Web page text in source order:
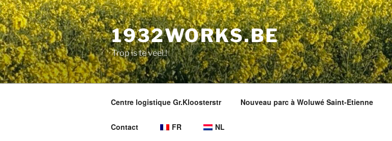
Aller
au
contenu
principal
1932WORKS.BE
Trop is te veel !
Centre logistique Gr.Kloosterstr Nouveau parc à Woluwé Saint-Etienne
Contact FR NL